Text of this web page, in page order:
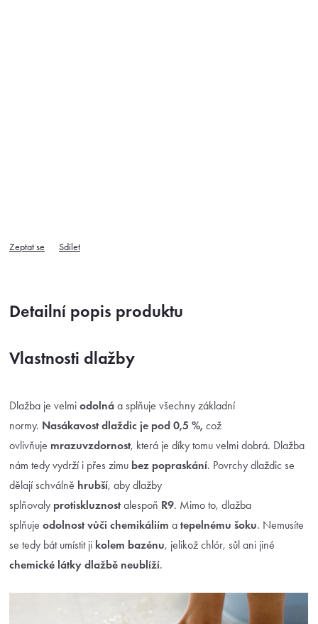
Zeptat se Sdílet
Detailní popis produktu
Vlastnosti dlažby
Dlažba je velmi odolná a splňuje všechny základní
normy. Nasákavost dlaždic je pod 0,5 %, což
ovlivňuje mrazuvzdornost, která je díky tomu velmi dobrá. Dlažba
nám tedy vydrží i přes zimu bez popraskání. Povrchy dlaždic se
dělají schválně hrubší, aby dlažby
splňovaly protiskluznostalespoň R9. Mimo to, dlažba
splňuje odolnost vůči chemikáliím a tepelnému šoku. Nemusíte
se tedy bát umístit ji kolem bazénu, jelikož chlór, sůl ani jiné
chemické látky dlažbě neublíží.